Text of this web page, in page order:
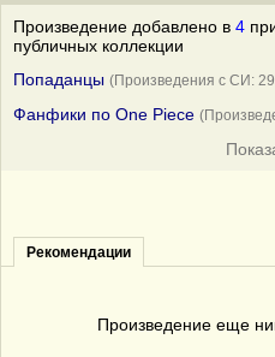
Произведение добавлено в 4
публичных коллекции
Попаданцы (Произведения с СИ:
Фанфики по One Piece
Рекомендации
Произведение еще